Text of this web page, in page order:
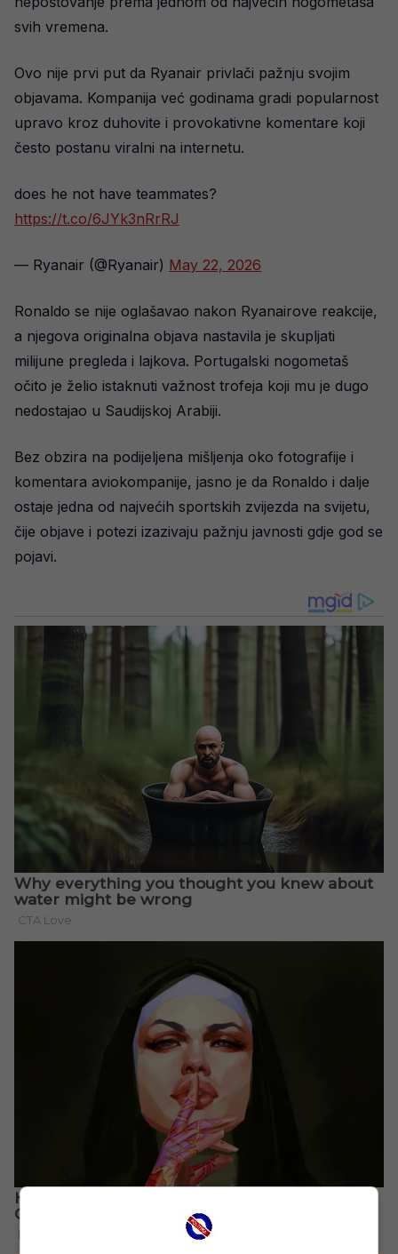
svih vremena.
Ovo nije prvi put da Ryanair privlači pažnju svojim
objavama. Kompanija već godinama gradi popularnost
upravo kroz duhovite i provokativne komentare koji
često postanu viralni na internetu.
does he not have teammates?
https://t.co/6JYk3nRrRJ
— Ryanair (@Ryanair) May 22, 2026
Ronaldo se nije oglašavao nakon Ryanairove reakcije,
a njegova originalna objava nastavila je skupljati
milijune pregleda i lajkova. Portugalski nogometaš
očito je želio istaknuti važnost trofeja koji mu je dugo
nedostajao u Saudijskoj Arabiji.
Bez obzira na podijeljena mišljenja oko fotografije i
komentara aviokompanije, jasno je da Ronaldo i dalje
ostaje jedna od najvećih sportskih zvijezda na svijetu,
čije objave i potezi izazivaju pažnju javnosti gdje god se
pojavi.